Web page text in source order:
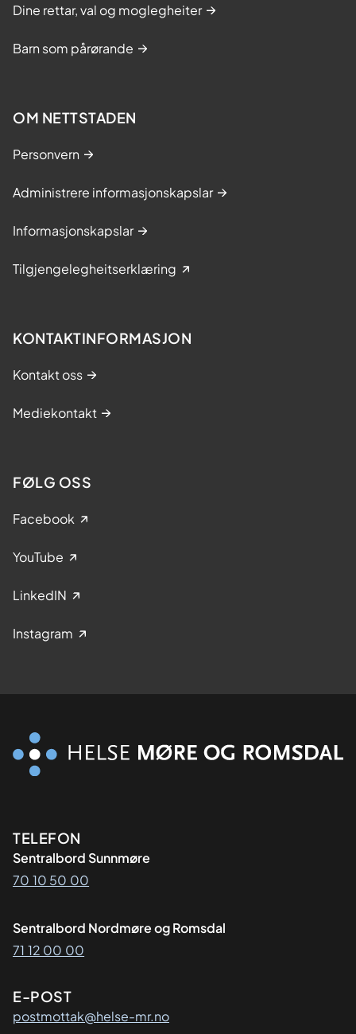
Dine rettar, val og moglegheiter
Barn som pårørande
OM NETTSTADEN
Personvern
Administrere informasjonskapslar
Informasjonskapslar
Tilgjengelegheitserklæring
KONTAKTINFORMASJON
Kontakt oss
Mediekontakt
FØLG OSS
Facebook
YouTube
LinkedIN
Instagram
Kontaktinformasjon
TELEFON
Sentralbord Sunnmøre
70 10 50 00
Sentralbord Nordmøre og Romsdal
71 12 00 00
E-POST
postmottak@helse-mr.no